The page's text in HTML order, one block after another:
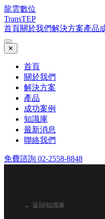
龍雲數位
TransTEP
首頁關於我們解決方案產品
✕
首頁
關於我們
解決方案
產品
成功案例
知識庫
最新消息
聯絡我們
免費諮詢 02-2558-8848
← 返回知識庫